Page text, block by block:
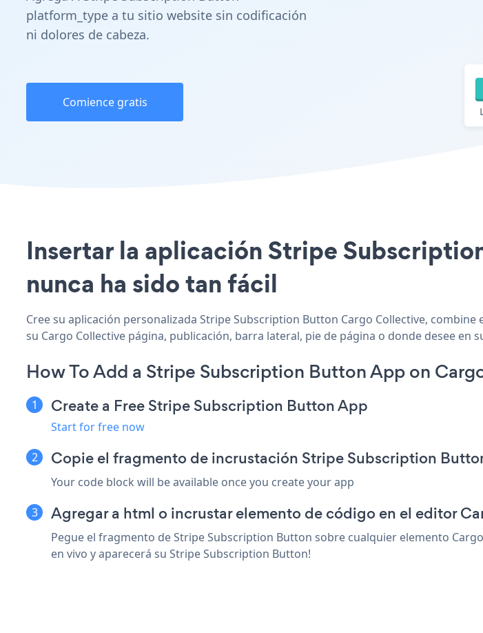
platform_type a tu sitio website sin codificación
ni dolores de cabeza.
Comience gratis
Insertar la aplicación Stripe
nunca ha sido tan fácil
Cree su aplicación personalizada Stripe Subscription Button Cargo Collective,
su Cargo Collective página, publicación, barra lateral, pie de página o donde desee en
How To Add a Stripe Subscription Button App on
Create a Free Stripe Subscription Button App
Start for free now
Copie el fragmento de incrustación Stripe Subscription
Your code block will be available once you create your app
Agregar a html o incrustar elemento de código en el editor
Pegue el fragmento de Stripe Subscription Button sobre cualquier elemento
en vivo y aparecerá su Stripe Subscription Button!